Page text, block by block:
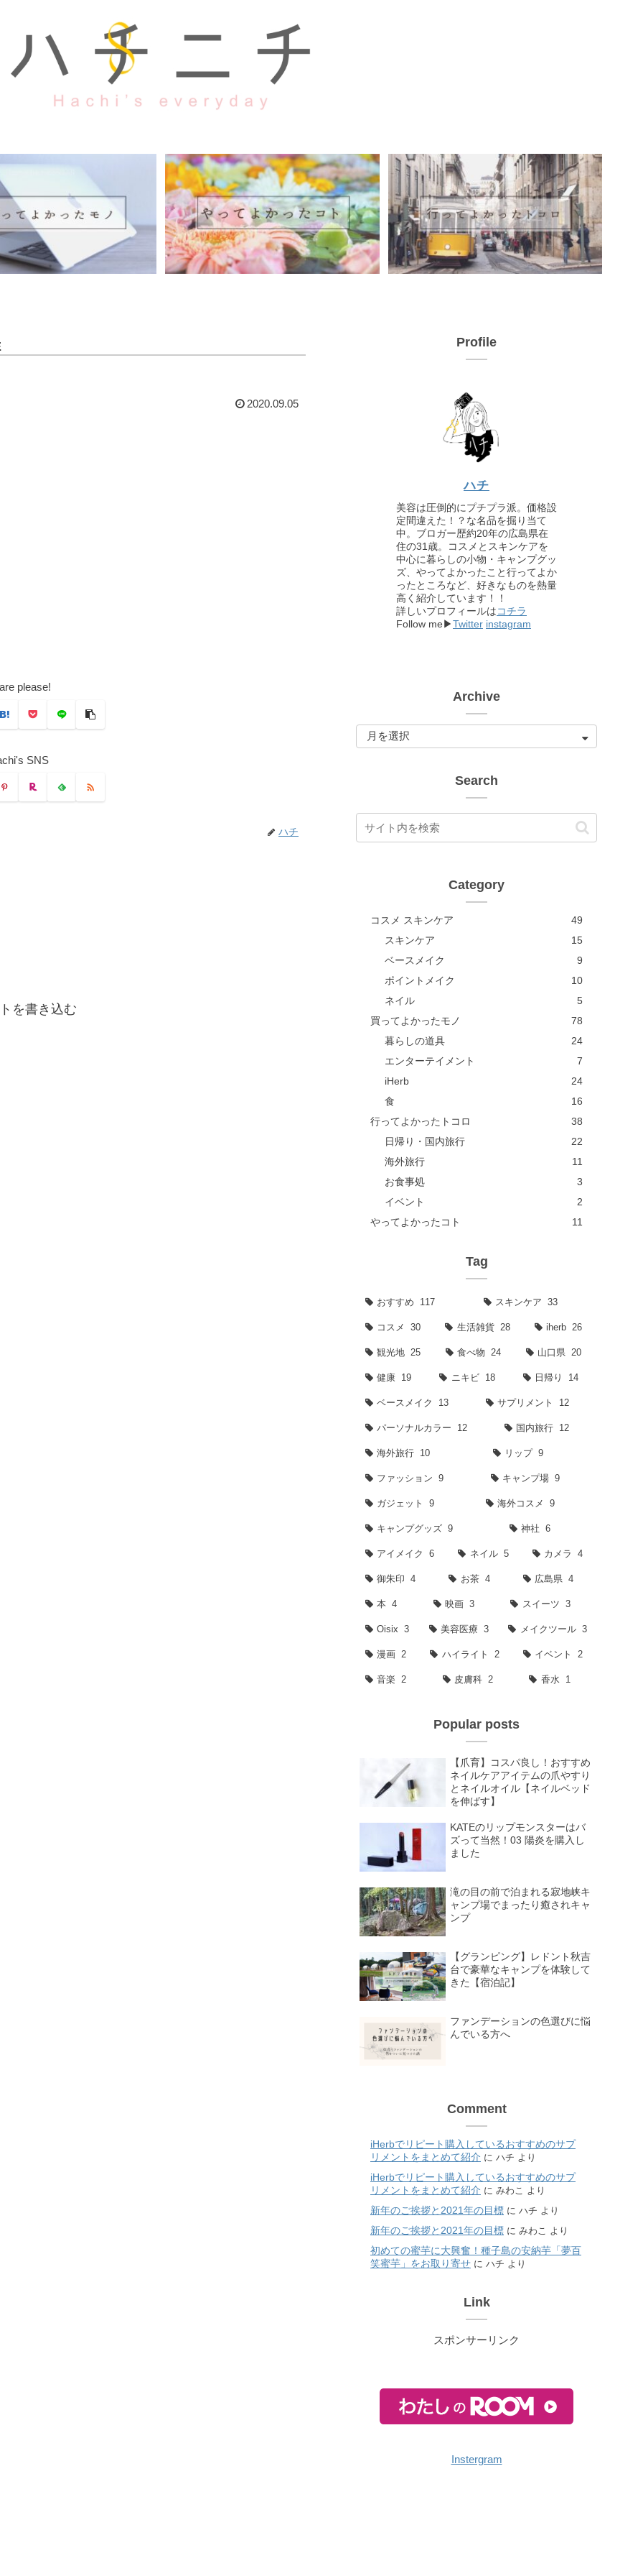
2020.09.05
please!
SNS
ハチ
を書き込む
Profile
ハチ
美容は圧倒的にプチプラ派。価格設
定間違えた！？な名品を掘り当て
中。ブロガー歴約20年の広島県在
住の31歳。コスメとスキンケアを
中心に暮らしの小物・キャンプグッ
ズ、やってよかったこと行ってよか
ったところなど、好きなものを熱量
高く紹介しています！！
詳しいプロフィールはコチラ
Follow me▶Twitter instagram
Archive
Search
Category
コスメ スキンケア
49
スキンケア
15
ベースメイク
9
ポイントメイク
10
ネイル
5
買ってよかったモノ
78
暮らしの道具
24
エンターテイメント
7
iHerb
24
食
16
行ってよかったトコロ
38
日帰り・国内旅行
22
海外旅行
11
お食事処
3
イベント
2
やってよかったコト
11
Tag
おすすめ 117 スキンケア 33
コスメ 30 生活雑貨 28 iherb 26
観光地 25 食べ物 24 山口県 20
健康 19 ニキビ 18 日帰り 14
ベースメイク 13 サプリメント 12
パーソナルカラー 12 国内旅行 12
海外旅行 10 リップ 9
ファッション 9 キャンプ場 9
ガジェット 9 海外コスメ 9
キャンプグッズ 9 神社 6
アイメイク 6 ネイル 5 カメラ 4
御朱印 4 お茶 4 広島県 4
本 4 映画 3 スイーツ 3
Oisix 3 美容医療 3 メイクツール 3
漫画 2 ハイライト 2 イベント 2
音楽 2 皮膚科 2 香水 1
Popular posts
【爪育】コスパ良し！おすすめ
ネイルケアアイテムの爪やすり
とネイルオイル【ネイルベッド
を伸ばす】
KATEのリップモンスターはバ
ズって当然！03 陽炎を購入し
ました
滝の目の前で泊まれる寂地峡キ
ャンプ場でまったり癒されキャ
ンプ
【グランピング】レドント秋吉
台で豪華なキャンプを体験して
きた【宿泊記】
ファンデーションの色選びに悩
んでいる方へ
Comment
iHerbでリピート購入しているおすすめのサプ
リメントをまとめて紹介 に ハチ より
iHerbでリピート購入しているおすすめのサプ
リメントをまとめて紹介 に みわこ より
新年のご挨拶と2021年の目標 に ハチ より
新年のご挨拶と2021年の目標 に みわこ より
初めての蜜芋に大興奮！種子島の安納芋「夢百
笑蜜芋」をお取り寄せ に ハチ より
Link
スポンサーリンク
Instergram